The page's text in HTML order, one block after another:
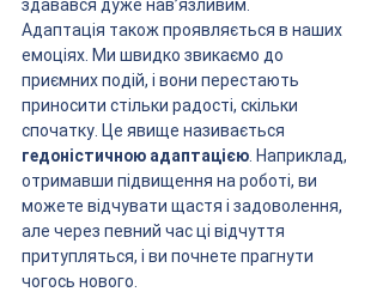
здавався дуже нав’язливим.
Адаптація також проявляється в наших
емоціях. Ми швидко звикаємо до
приємних подій, і вони перестають
приносити стільки радості, скільки
спочатку. Це явище називається
гедоністичною адаптацією . Наприклад,
отримавши підвищення на роботі, ви
можете відчувати щастя і задоволення,
але через певний час ці відчуття
притупляться, і ви почнете прагнути
чогось нового.